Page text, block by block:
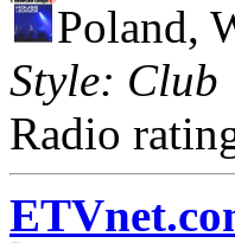
Poland,
Style: Club
Radio